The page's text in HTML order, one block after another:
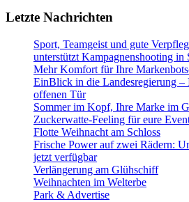
Letzte Nachrichten
Sport, Teamgeist und gute
unterstützt Kampagnenshooting in
Mehr Komfort für Ihre
EinBlick in die Landesregierung –
offenen Tür
Sommer im Kopf, Ihre Marke im
Zuckerwatte-Feeling für eure
Flotte Weihnacht am Schloss
Frische Power auf zwei Rädern:
jetzt verfügbar
Verlängerung am Glühschiff
Weihnachten im Welterbe
Park & Advertise